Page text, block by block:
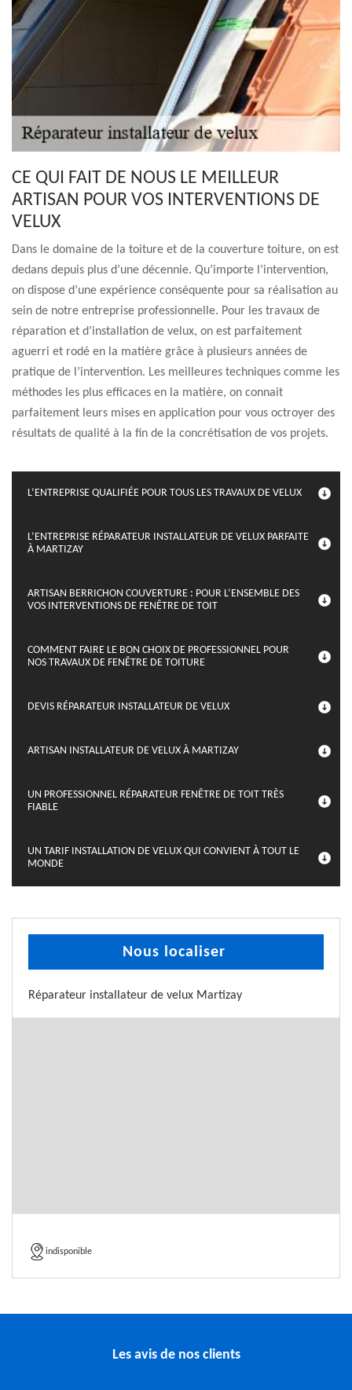
CE QUI FAIT DE NOUS LE MEILLEUR
ARTISAN POUR VOS INTERVENTIONS DE
VELUX
Dans le domaine de la toiture et de la couverture toiture, on est
dedans depuis plus d’une décennie. Qu’importe l’intervention,
on dispose d’une expérience conséquente pour sa réalisation au
sein de notre entreprise professionnelle. Pour les travaux de
réparation et d’installation de velux, on est parfaitement
aguerri et rodé en la matière grâce à plusieurs années de
pratique de l’intervention. Les meilleures techniques comme les
méthodes les plus efficaces en la matière, on connait
parfaitement leurs mises en application pour vous octroyer des
résultats de qualité à la fin de la concrétisation de vos projets.
L’ENTREPRISE QUALIFIÉE POUR TOUS LES TRAVAUX DE VELUX
L’ENTREPRISE RÉPARATEUR INSTALLATEUR DE VELUX PARFAITE
À MARTIZAY
ARTISAN BERRICHON COUVERTURE : POUR L’ENSEMBLE DES
VOS INTERVENTIONS DE FENÊTRE DE TOIT
COMMENT FAIRE LE BON CHOIX DE PROFESSIONNEL POUR
NOS TRAVAUX DE FENÊTRE DE TOITURE
DEVIS RÉPARATEUR INSTALLATEUR DE VELUX
ARTISAN INSTALLATEUR DE VELUX À MARTIZAY
UN PROFESSIONNEL RÉPARATEUR FENÊTRE DE TOIT TRÈS
FIABLE
UN TARIF INSTALLATION DE VELUX QUI CONVIENT À TOUT LE
MONDE
Nous localiser
Réparateur installateur de velux Martizay
indisponible
Les avis de nos clients